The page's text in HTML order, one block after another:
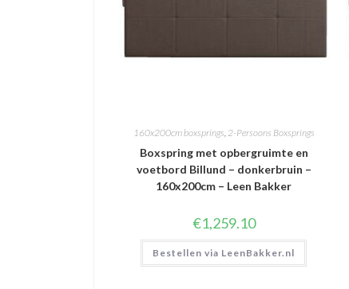
160x200cm boxsprings,2-Persoons Boxsprings
Boxspring met opbergruimte en
voetbord Billund – donkerbruin –
160x200cm – Leen Bakker
€1,259.10
Bestellen via LeenBakker.nl